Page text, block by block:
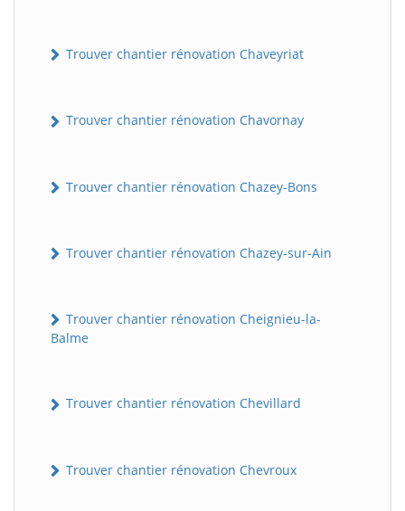
Trouver chantier rénovation Chaveyriat
Trouver chantier rénovation Chavornay
Trouver chantier rénovation Chazey-Bons
Trouver chantier rénovation Chazey-sur-Ain
Trouver chantier rénovation Cheignieu-la-
Balme
Trouver chantier rénovation Chevillard
Trouver chantier rénovation Chevroux